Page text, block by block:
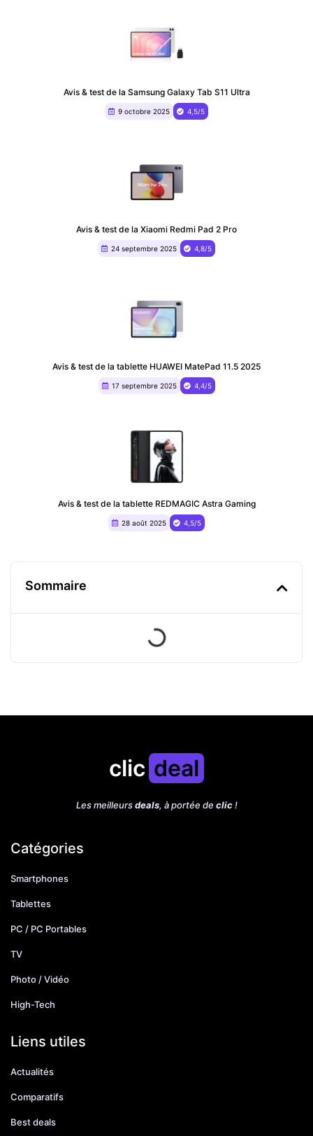
Avis & test de la Samsung Galaxy Tab S11 Ultra
9 octobre 2025 4,5/5
Avis & test de la Xiaomi Redmi Pad 2 Pro
24 septembre 2025 4,8/5
Avis & test de la tablette HUAWEI MatePad 11.5 2025
17 septembre 2025 4,4/5
Avis & test de la tablette REDMAGIC Astra Gaming
28 août 2025 4,5/5
Sommaire
clic deal
Les meilleursdeals, à portée de clic!
Catégories
Smartphones
Tablettes
PC / PC Portables
TV
Photo / Vidéo
High-Tech
Liens utiles
Actualités
Comparatifs
Best deals